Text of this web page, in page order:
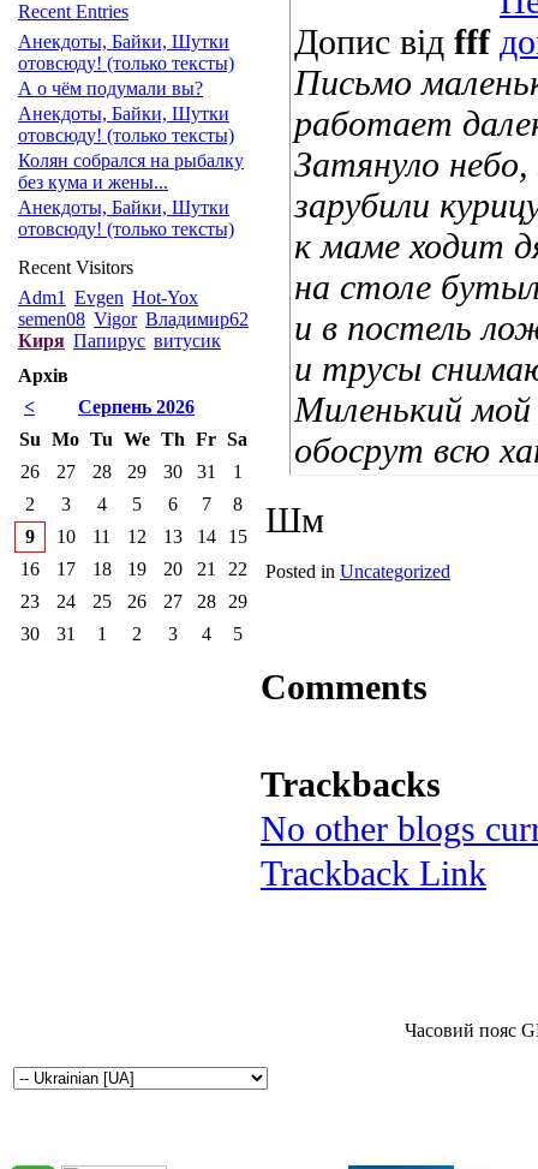
Допис від fff
Письмо
работает
Затянуло
зарубили
к маме ходит
на столе
и в постель
и трусы
Миленький
обосрут всю
Шм
Posted in Uncategorized
Comments
Trackbacks
No other blogs
Trackback Link
Recent Entries
Анекдоты, Байки, Шутки
отовсюду! (только тексты)
А о чём подумали вы?
Анекдоты, Байки, Шутки
отовсюду! (только тексты)
Колян собрался на рыбалку
без кума и жены...
Анекдоты, Байки, Шутки
отовсюду! (только тексты)
Recent Visitors
Adm1 Evgen Hot-Yox
semen08 Vigor Владимир62
Киря Папирус витусик
Архів
<
Серпень 2026
Su Mo Tu We Th Fr Sa
26
27 28 29 30 31
1
2
3 4 5 6 7
8
9
10 11 12 13 14
15
16
17 18 19 20 21
22
23
24 25 26 27 28
29
30
31 1 2 3 4 5
Часовий пояс